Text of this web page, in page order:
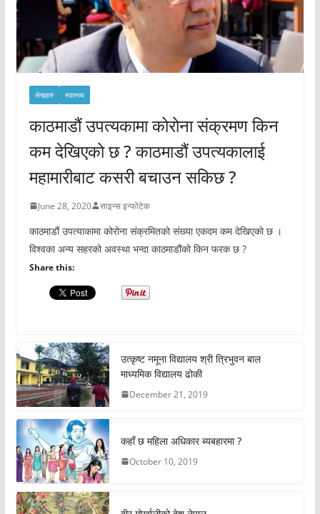
लेखहरु स्वास्थ्य
काठमाडौं उपत्यकामा कोरोना संक्रमण किन
कम देखिएको छ ? काठमाडौं उपत्यकालाई
महामारीबाट कसरी बचाउन सकिछ ?
June 28, 2020 साइन्स इन्फोटेक
काठमाडौं उपत्याकामा कोरोना संक्रमितको संख्या एकदम कम देखिएको छ ।
विश्वका अन्य सहरको अवस्था भन्दा काठमाडौंको किन फरक छ ?
Share this:
उत्कृष्ट नमूना विद्यालय श्री त्रिभुवन बाल
माध्यमिक विद्यालय ढोकी
December 21, 2019
कहाँ छ महिला अधिकार ब्यबहारमा ?
October 10, 2019